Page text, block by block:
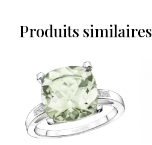
Produits similaires